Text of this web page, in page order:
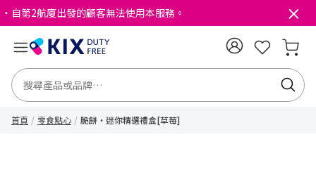
・自第2航廈出發的顧客無法使用本服務。
首頁 零食點心 脆餅・迷你精選禮盒[草莓]